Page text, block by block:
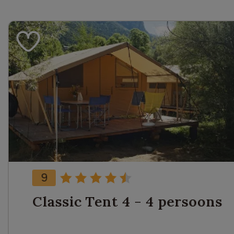
9
Classic Tent 4 - 4 persoons